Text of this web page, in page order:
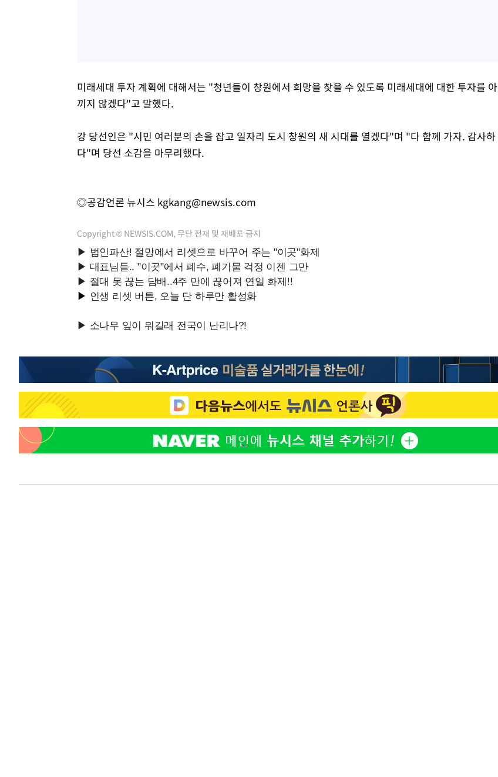
미래세대 투자 계획에 대해서는 "청년들이 창원에서 희망을 찾을 수 있도록 미래세대에 대한 투자를 아
끼지 않겠다"고 말했다.
강 당선인은 "시민 여러분의 손을 잡고 일자리 도시 창원의 새 시대를 열겠다"며 "다 함께 가자. 감사하
다"며 당선 소감을 마무리했다.
◎공감언론 뉴시스 kgkang@newsis.com
Copyright © NEWSIS.COM, 무단 전재 및 재배포 금지